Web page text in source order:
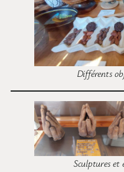
Différents
Sculptures et